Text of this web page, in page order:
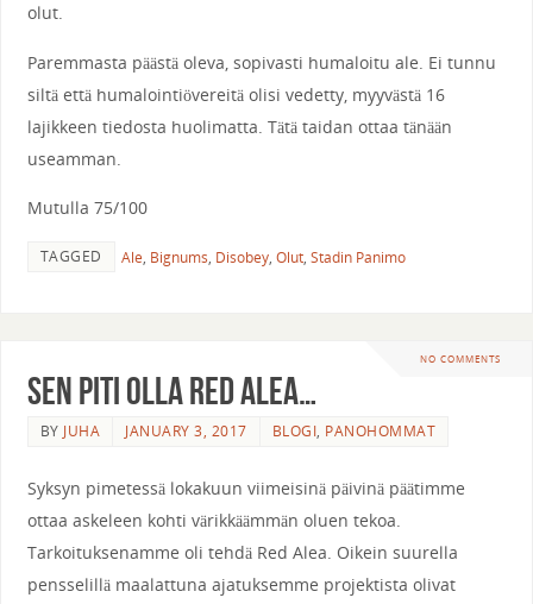
olut.
Paremmasta päästä oleva, sopivasti humaloitu ale. Ei tunnu
siltä että humalointiövereitä olisi vedetty, myyvästä 16
lajikkeen tiedosta huolimatta. Tätä taidan ottaa tänään
useamman.
Mutulla 75/100
TAGGED Ale, Bignums, Disobey, Olut, Stadin Panimo
NO COMMENTS
Sen piti olla Red Alea…
BY JUHA JANUARY 3, 2017 BLOGI, PANOHOMMAT
Syksyn pimetessä lokakuun viimeisinä päivinä päätimme
ottaa askeleen kohti värikkäämmän oluen tekoa.
Tarkoituksenamme oli tehdä Red Alea. Oikein suurella
pensselillä maalattuna ajatuksemme projektista olivat